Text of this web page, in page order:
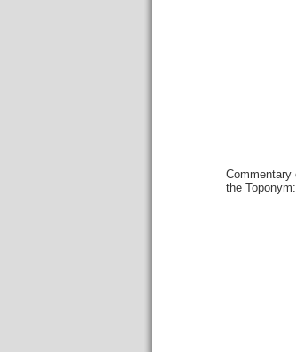
Commentary
the Toponym: